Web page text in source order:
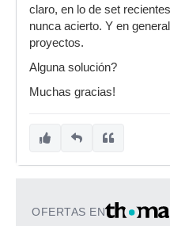
claro, en lo de set
nunca acierto. Y en
proyectos.
Alguna solución?
Muchas gracias!
OFERTAS EN